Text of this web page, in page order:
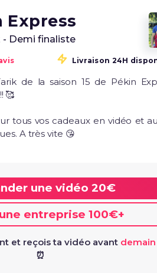
5
beaucoup Tarik" -Margaux
Express
- Demi finaliste
Livraison 24H
de la saison 15 de Pékin
🥰
tous vos cadeaux en vidéo et
A très vite 😘
une vidéo20€
entreprise 100€+
et reçois ta vidéo avant demain
⏰